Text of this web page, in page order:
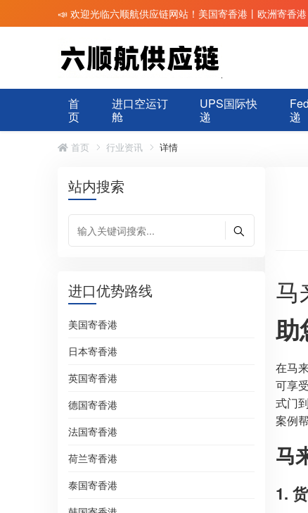
📣 欢迎光临六顺航供应链网站！美国寄香港丨欧洲寄香
首
页
进口空运订
舱
UPS国际快
递
递
首页 行业资讯 详情
站内搜索
进口优势路线
美国寄香港
日本寄香港
英国寄香港
德国寄香港
法国寄香港
荷兰寄香港
泰国寄香港
马
助
在马
可享
式门
案例
马
1.